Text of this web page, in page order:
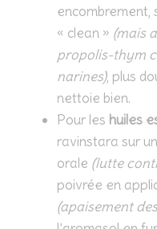
encombrement,
« clean » (mais
propolis-thym
narines), plus
nettoie bien.
Pour les huiles
ravinstara sur
orale (lutte
poivrée en
(apaisement